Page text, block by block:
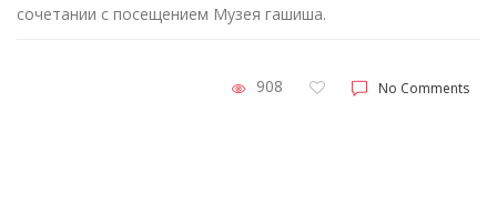
сочетании с посещением Музея гашиша.
908 No Comments